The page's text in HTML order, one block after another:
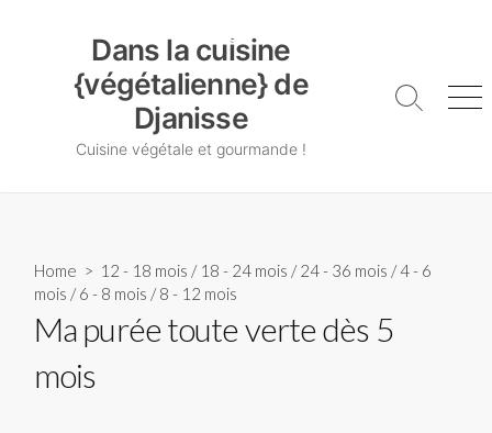
Dans la cuisine
{végétalienne} de
Djanisse
Cuisine végétale et gourmande !
Search
Home > 12 - 18 mois / 18 - 24 mois /24 - 36 mois /4 - 6
mois /6 - 8 mois /8 - 12 mois
Ma purée toute verte dès 5
mois